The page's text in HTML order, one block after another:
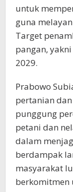
untuk
guna
Target
pangan,
2029.
Prabowo
pertanian
punggung
petani dan
dalam
berdampak
masyarakat